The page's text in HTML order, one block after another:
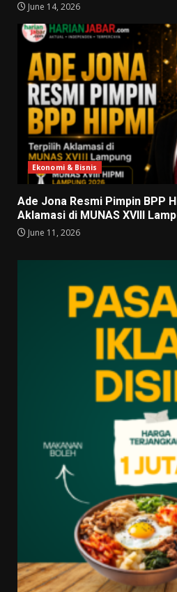
June 14, 2026
Ekonomi & Bisnis
Ade Jona Resmi Pimpin BPP
Aklamasi di MUNAS XVIII
June 11, 2026